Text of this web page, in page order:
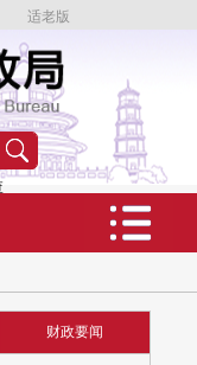
适老版
财政要闻